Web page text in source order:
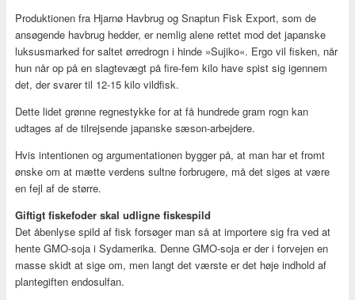
Produktionen fra Hjarnø Havbrug og Snaptun Fisk Export, som de
ansøgende havbrug hedder, er nemlig alene rettet mod det japanske
luksusmarked for saltet ørredrogn i hinde »Sujiko«. Ergo vil fisken, når
hun når op på en slagtevægt på fire-fem kilo have spist sig igennem
det, der svarer til 12-15 kilo vildfisk.
Dette lidet grønne regnestykke for at få hundrede gram rogn kan
udtages af de tilrejsende japanske sæson-arbejdere.
Hvis intentionen og argumentationen bygger på, at man har et fromt
ønske om at mætte verdens sultne forbrugere, må det siges at være
en fejl af de større.
Giftigt fiskefoder skal udligne fiskespild
Det åbenlyse spild af fisk forsøger man så at importere sig fra ved at
hente GMO-soja i Sydamerika. Denne GMO-soja er der i forvejen en
masse skidt at sige om, men langt det værste er det høje indhold af
plantegiften endosulfan.